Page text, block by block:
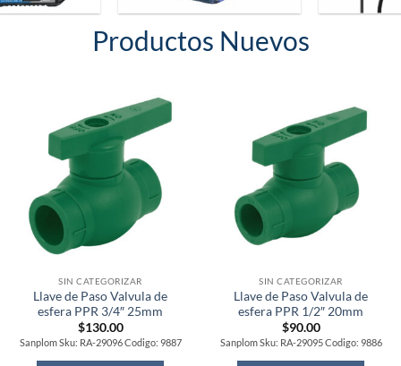
Productos Nuevos
SIN CATEGORIZAR
Llave de Paso Valvula de
esfera PPR 3/4″ 25mm
$130.00
Sanplom Sku: RA-29096 Codigo: 9887
SIN CATEGORIZAR
Llave de Paso Valvula de
esfera PPR 1/2″ 20mm
$90.00
Sanplom Sku: RA-29095 Codigo: 9886